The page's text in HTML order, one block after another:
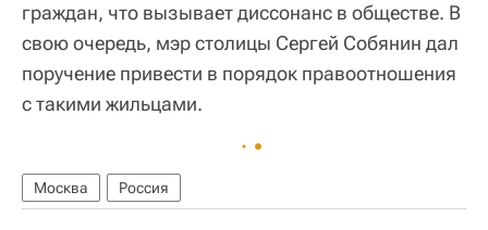
граждан, что вызывает диссонанс в обществе. В
свою очередь, мэр столицы Сергей Собянин дал
поручение привести в порядок правоотношения
с такими жильцами.
Москва Россия